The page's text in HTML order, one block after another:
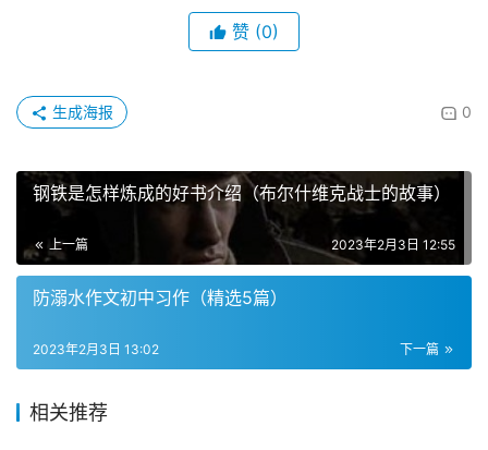
赞 (0)
0
生成海报
钢铁是怎样炼成的好书介绍（布尔什维克战士的故事）
上一篇 2023年2月3日 12:55
防溺水作文初中习作（精选5篇）
下一篇
2023年2月3日 13:02
相关推荐